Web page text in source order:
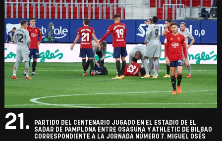
21.
PARTIDO DEL CENTENARIO JUGADO EN EL ESTADIO DE EL
SADAR DE PAMPLONA ENTRE OSASUNA Y ATHLETIC DE BILBAO
CORRESPONDIENTE A LA JORNADA NÚMERO 7. MIGUEL OSÉS